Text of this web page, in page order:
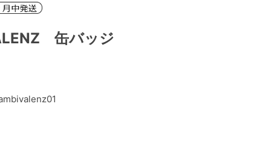
缶バッジ